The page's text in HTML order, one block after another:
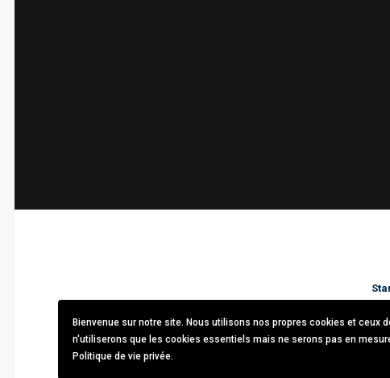
Bienvenue sur notre site. Nous utilisons nos propres cookies et
n'utiliserons que les cookies essentiels mais ne serons pas en
Politique de vie privée.